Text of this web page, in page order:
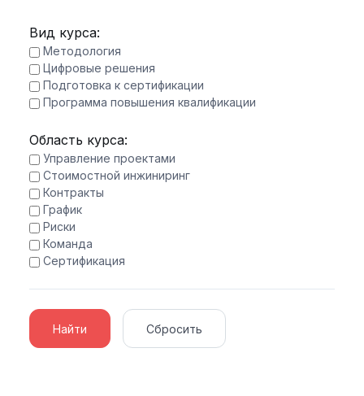
Вид курса:
Методология
Цифровые решения
Подготовка к сертификации
Программа повышения квалификации
Область курса:
Управление проектами
Стоимостной инжиниринг
Контракты
График
Риски
Команда
Сертификация
Найти Сбросить